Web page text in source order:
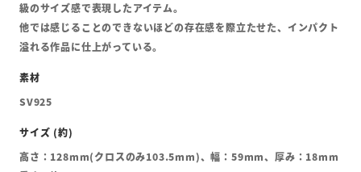
級のサイズ感で表現したアイテム。
他では感じることのできないほどの存在感を際立たせた、インパクト
溢れる作品に仕上がっている。
SV925
高さ：128mm(クロスのみ103.5mm)、幅：59mm、厚み：18mm